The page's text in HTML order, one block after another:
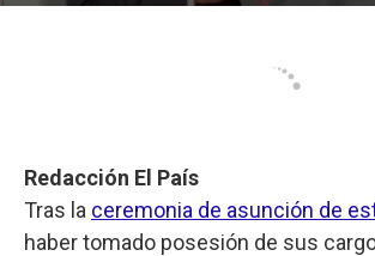
Redacción El País
Tras la ceremonia de asunción de
haber tomado posesión de sus